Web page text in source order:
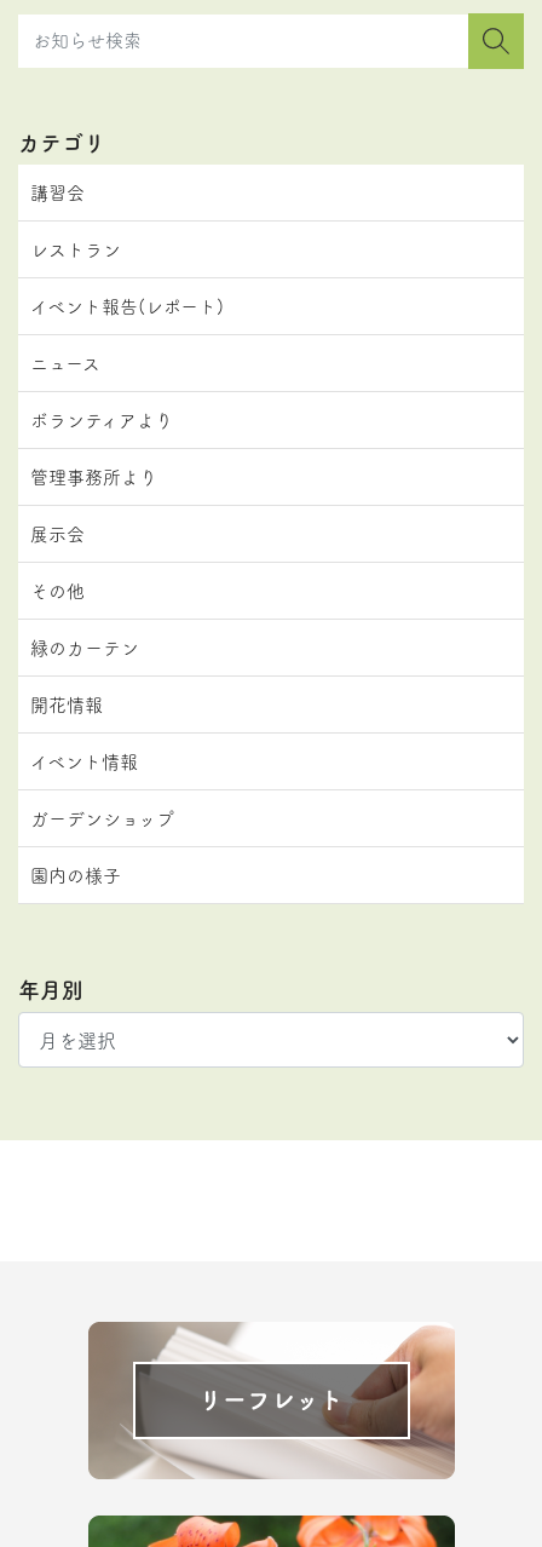
カテゴリ
講習会
レストラン
イベント報告(レポート)
ニュース
ボランティアより
管理事務所より
展示会
その他
緑のカーテン
開花情報
イベント情報
ガーデンショップ
園内の様子
年月別